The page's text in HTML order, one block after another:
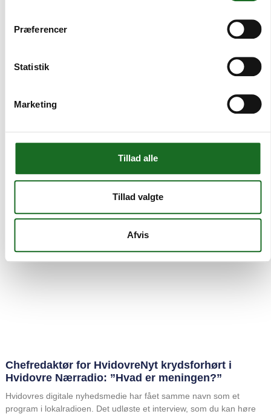
Præferencer
Statistik
Marketing
Tillad alle
Tillad valgte
Afvis
Chefredaktør for HvidovreNyt krydsforhørt i
Hvidovre Nærradio: ”Hvad er meningen?”
Hvidovres digitale nyhedsmedie har fået samme navn som et
program i lokalradioen. Det udløste et interview, som du kan høre